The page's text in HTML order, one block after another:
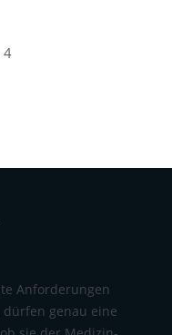
4
Anforderungen
genau eine